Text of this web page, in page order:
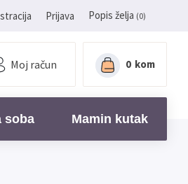
Prijava Popis želja (0)
Moj račun 0 kom
soba Mamin kutak